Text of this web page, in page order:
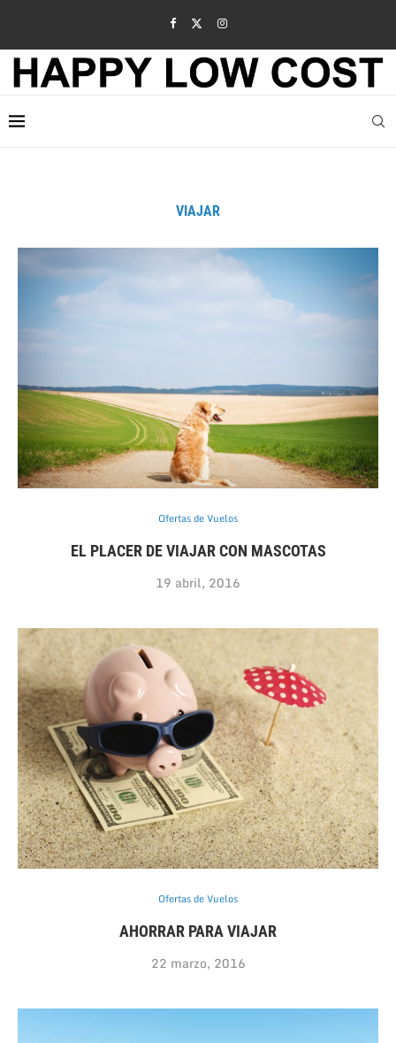
VIAJAR
Ofertas de Vuelos
EL PLACER DE VIAJAR CON MASCOTAS
19 abril, 2016
Ofertas de Vuelos
AHORRAR PARA VIAJAR
22 marzo, 2016